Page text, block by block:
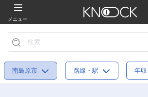
メニュー
南島原市 路線・駅 年収